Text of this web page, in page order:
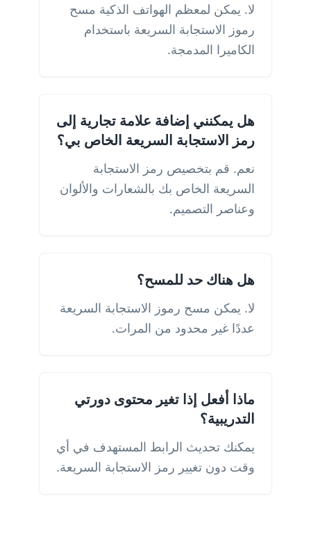
لا. يمكن لمعظم الهواتف الذكية مسح
رموز الاستجابة السريعة باستخدام
الكاميرا المدمجة.
هل يمكنني إضافة علامة تجارية إلى
رمز الاستجابة السريعة الخاص بي؟
نعم. قم بتخصيص رمز الاستجابة
السريعة الخاص بك بالشعارات والألوان
وعناصر التصميم.
هل هناك حد للمسح؟
لا. يمكن مسح رموز الاستجابة السريعة
عددًا غير محدود من المرات.
ماذا أفعل إذا تغير محتوى دورتي
التدريبية؟
يمكنك تحديث الرابط المستهدف في أي
وقت دون تغيير رمز الاستجابة السريعة.